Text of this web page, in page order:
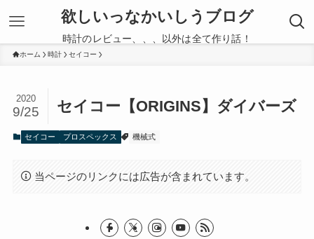
欲しいっなかいしうブログ
時計のレビュー、、、以外は全て作り話！
ホーム 時計 セイコー
セイコー【ORIGINS】ダイバーズ
2020
9/25
セイコー プロスペックス 機械式
当ページのリンクには広告が含まれています。